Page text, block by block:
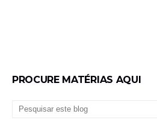
PROCURE MATÉRIAS AQUI